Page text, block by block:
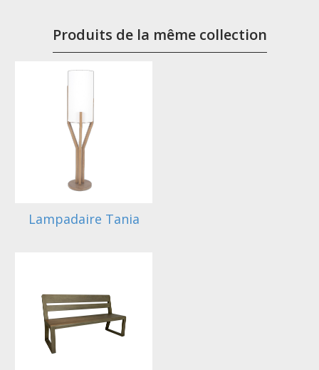
Produits de la même collection
Lampadaire Tania